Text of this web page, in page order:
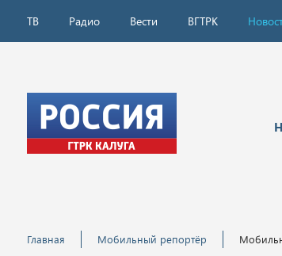
ТВ Радио Вести ВГТРК
Главная Мобильный репортёр